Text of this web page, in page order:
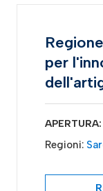
per
APERTURA:
Regioni: